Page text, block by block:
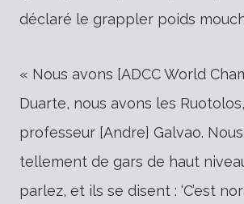
déclaré le grappler poids
« Nous avons [ADCC World
Duarte, nous avons les
professeur [Andre] Galvao.
tellement de gars de haut
parlez, et ils se disent : ‘C’est